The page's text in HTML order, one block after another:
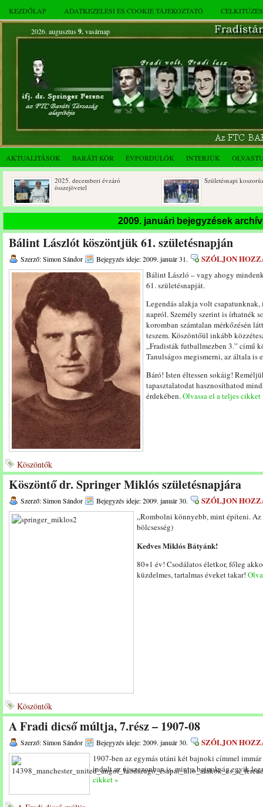
KEZDŐLAP ADATKEZELÉSI ÉS COOKIE TÁJÉKOZTATÓ
2026. augusztus 9.vasárnap
AKTUALITÁSOK BARÁTI KÖR ÉVFORDULÓK INTERJÚK
2025. decemberi évzáró
összejövetel
Születésnapi koszorúzások
2009. januári bejegyzések
Bálint Lászlót köszöntjük 61. születésnapján
Szerző: Simon Sándor Bejegyzés ideje: 2009. január 31. SZÓLJON
Bálint László – vagy ahogy
61. születésnapját.
Legendás alakja volt
napról. Személy szerint is írhatnék
koromban számtalan mérkőzésén
teszem. Köszöntőül inkább
„Fradisták futballmezben 3.” című
Tanulságos megismerni, az általa is
Báró! Isten éltessen sokáig!
tapasztalatodat hasznosíthatod
érdekében.Olvassa el a teljes cikket
Köszöntők
Köszöntő dr. Springer Miklós születésnapjára
Szerző: Simon Sándor Bejegyzés ideje: 2009. január 30. SZÓLJON
„Rombolni könnyebb, mint építeni.
bölcsesség)
Kedves Miklós Bátyánk!
80+1 év! Csodálatos életkor, főleg
küzdelmes, tartalmas éveket takar!
Köszöntők
A Fradi dicső múltja, 7.rész – 1907-08
Szerző: Simon Sándor Bejegyzés ideje: 2009. január 30. SZÓLJON
1907-ben az egymás utáni két bajnoki címmel
indult az új szezonban is, mint a bajnokság egyik
cikket »